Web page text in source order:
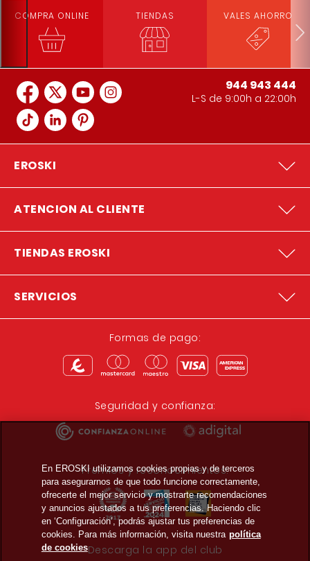
COMPRA ONLINE TIENDAS VALES AHORRO
944 943 444
L-S de 9:00h a 22:00h
EROSKI
ATENCION AL CLIENTE
TIENDAS EROSKI
SERVICIOS
Formas de pago:
Seguridad y confianza:
Premios y reconocimientos:
Descarga la app del club
En EROSKI utilizamos cookies propias y de terceros
para asegurarnos de que todo funcione correctamente,
ofrecerte el mejor servicio y mostrarte recomendaciones
y anuncios ajustados a tus preferencias. Haciendo clic
en ‘Configuración’, podrás ajustar tus preferencias de
cookies. Para más información, visita nuestra política
de cookies